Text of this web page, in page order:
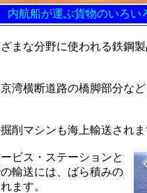
内航船が運ぶ貨物のいろい
まな分野に使われる鉄鋼
湾横断道路の橋脚部分な
削マシンも海上輸送されま
ビス・ステーションと
輸送には、ばら積みの
ます。